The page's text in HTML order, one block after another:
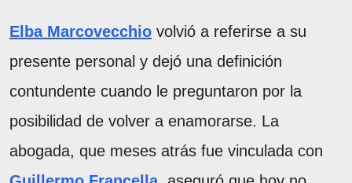
Elba Marcovecchio volvió a referirse a su
presente personal y dejó una definición
contundente cuando le preguntaron por la
posibilidad de volver a enamorarse. La
abogada, que meses atrás fue vinculada con